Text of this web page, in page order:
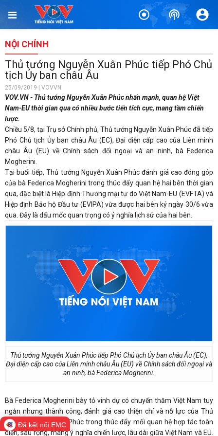
NỘI CHÍNH
Thủ tướng Nguyễn Xuân Phúc tiếp Phó Chủ
tịch Ủy ban châu Âu
25/09/2019 | VOVVN
VOV.VN - Thủ tướng Nguyễn Xuân Phúc nhấn mạnh, quan hệ Việt
Nam-EU thời gian qua có nhiều bước tiến tích cực, mang tầm chiến
lược.
Chiều 5/8, tại Trụ sở Chính phủ, Thủ tướng Nguyễn Xuân Phúc đã tiếp
Phó Chủ tịch Ủy ban châu Âu (EC), Đại diện cấp cao của Liên minh
châu Âu (EU) về Chính sách đối ngoại và an ninh, bà Federica
Mogherini.
Tại buổi tiếp, Thủ tướng Nguyễn Xuân Phúc đánh giá cao đóng góp
của bà Federica Mogherini trong thúc đẩy quan hệ hai bên thời gian
qua, đặc biệt là Hiệp định Thương mại tự do Việt Nam-EU (EVFTA) và
Hiệp định Bảo hộ Đầu tư (EVIPA) vừa được hai bên ký ngày 30/6 vừa
qua. Đây là dấu mốc quan trọng có ý nghĩa lịch sử của hai bên.
Thủ tướng Nguyễn Xuân Phúc tiếp Phó Chủ tịch Ủy ban châu Âu (EC),
Đại diện cấp cao của Liên minh châu Âu (EU) về Chính sách đối ngoại và
an ninh, bà Federica Mogherini.
Bà Federica Mogherini bày tỏ vinh dự có chuyến thăm Việt Nam tuy
ngắn nhưng thành công; đánh giá cao thiện chí và nỗ lực của Thủ
tướng Nguyễn Xuân Phúc trong thúc đẩy mối quan hệ hợp tác toàn
diện, sâu rộng, mang ý nghĩa chiến lược, lâu dài giữa Việt Nam và EU.
Đã kết nối EMC